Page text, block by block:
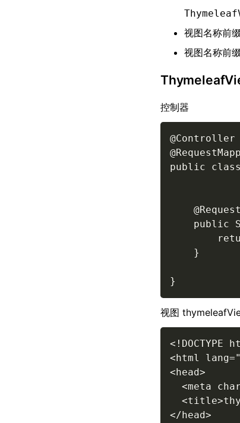
视图名称前
视图名称前
控制器
@Controller
public
public
    }
视图
<! DOCTYPE
< html lang="
< head>
<meta
<title>
</ head>